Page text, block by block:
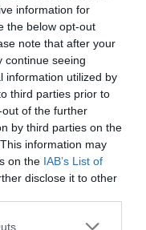
information for
the below opt-out
note that after your
continue seeing
information utilized by
third parties prior to
of the further
by third parties on the
information may
on the IAB’s List of
disclose it to other
one or more Google
Signature